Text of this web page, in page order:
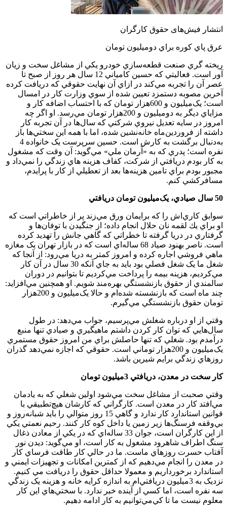
انتشار فیش‌‌های حقوق کارگران
عرق پاي کوره براي دو‌ميليون تومان
ريخته گري صنعت قطعه‌سازي خودرو يکي از مشاغل سخت و زيان
آور است. فعاليتي که حسين کامياني 12 سال هر روز از صبح تا
عصر آن را تجربه مي‌کند در ازاي آن نهايت حقوقي که دريافت کرده
آخرين مصوبه دستمزد تعيين شده از سوي وزارت کار در امسال
است؛ يک‌ميليون و 600‌هزار تومان که با احتساب اضافه کار و
مزاياي ديگر به دو‌ميليون و 200‌هزار تومان مي‌رسد. او اگر چه
امروز در سايه تعديل نيروي شرکتي که سال‌ها در آن تجربه کار
داشته از فروردين‌ماه خانه‌نشين شده، اما با همه اين سختي‌ها باز
به‌دنبال برگشت به کارش است. حسين سرپرست يک خانواده 4
نفره است؛ پدري که به «آرمان ملي» مي‌گويد:‌ آن وقت که مشغول
به کار بودم دريافتي از شرکت، کفاف هزينه هاي زندگي را نمي‌داد و
مجبور بودم براي تامين هزينه‌ها بعد از تعطيلي از کار با پرايدم،
مسافرکشي کنم.
50 سال صيادي، يک‌ميليون تومان دريافتي
سوابق کاري‌اش را که برايمان ورق مي‌زند پر از خاطراتي است که
او براي يك لقمه نان حلال انجام داده؛ از جنگيدن با توفان‌ها و
گرفتاري در دريا گرفته تا خطراتي که گاهي جانش را تهديد کرده
است. ناصر بهنود صياد 68 ساله‌اي است که در بازار تهران يک مغازه
ماهي فروشي اجاره کرده و امروز کمتر به دريا مي‌رود: از آنجا که
شغل ما يک شغل فصلي بود بايد به جاي آنکه 30 سال در آن کار
مي‌کرديم، هزينه بيمه را پرداخت مي‌كرديم تا بتوانيم در دوران
سالمندي از حقوق بازنشستگي بهره‌مند ‌شويم. او همچنين مي‌افزايد:
چند ماه است که بازنشسته شده‌ام و حالا يک‌ميليون و 200‌هزار
تومان حقوق بازنشستگي مي‌گيرم.
وقتي از او درباره شغلش مي‌پرسيم، جواب مي‌دهد: در طول
سال‌هايي که توان کار کردن داشتم ماهيگيري و صيادي تنها منبع
درآمدم بود. شغلي که تنها حاصلش براي من امروز حقوق مستمري
يک‌ميليون و 200‌هزار توماني است. حقوقي که اجازه نمي‌دهد گذران
روزهاي زندگي برايم شيرين باشد.
کار سخت در معدن، دريافتي 3‌ميليون تومان
وقتي صحبت از مشاغل سخت مي‌شود اولين شغلي که به يادمان
مي‌افتد کار در معدن است. کارگراني که کارشان هيچ‌تطبيقي با
قوانين استاندارد کار ندارد و گاهي 15 روز متوالي را بايد شبانه‌روز و
بي‌وقفه فرسنگ‌ها زير زمين يا داخل كوه كار كنند. رحيم نعمتي يکي
از اين کارگران است، جوان 33 ساله‌اي که در يکي از معادن ذغال
سنگ اطراف شاهرود مشغول به کار است، او مي‌گويد: ديدن نور
آفتاب حسرت روزهاي ماست. ما در حالي کار طاقت فرساي کار
در معدن را انجام مي‌دهيم که از کمترين امکانات و تجهيزات ايمني و
استاندارد برخورداريم و معمولا حداقل حقوق را دريافت مي کنيم.
نزديک به 3‌ميليون دريافتي‌ام به اندازه کرايه خانه و هزينه يک زندگي
سه نفره است، اما كسي از آينده خبر ندارد. با سختي‌هاي اين كار
معلوم نيست ما تا كي‌مي‌توانيم به كار ادامه دهيم.